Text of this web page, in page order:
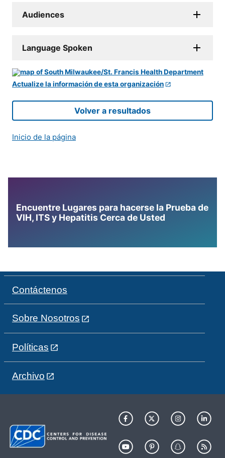
Audiences
Language Spoken
Actualize la información de esta organización
Volver a resultados
Inicio de la página
Encuentre Lugares para hacerse la Prueba de
VIH, ITS y Hepatitis Cerca de Usted
Contáctenos
Sobre Nosotros
Políticas
Archivo